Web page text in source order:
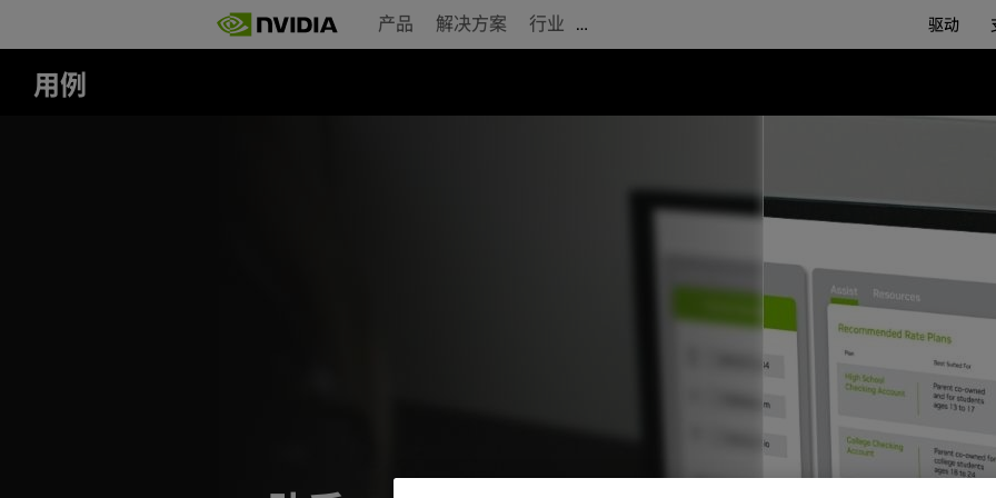
main
content
产品 解决方案 行业 … 驱动
用例